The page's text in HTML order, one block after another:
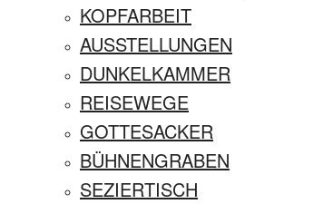
KOPFARBEIT
AUSSTELLUNGEN
DUNKELKAMMER
REISEWEGE
GOTTESACKER
BÜHNENGRABEN
SEZIERTISCH